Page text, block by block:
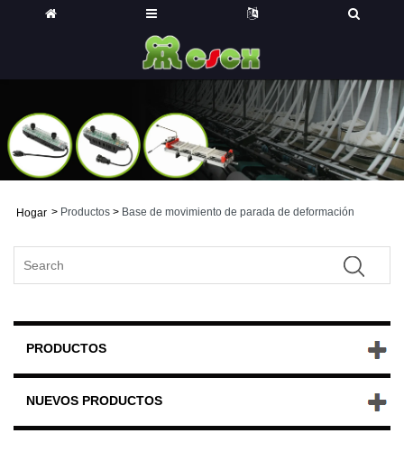
Hogar > Productos > Base de movimiento de parada de deformación
PRODUCTOS
NUEVOS PRODUCTOS